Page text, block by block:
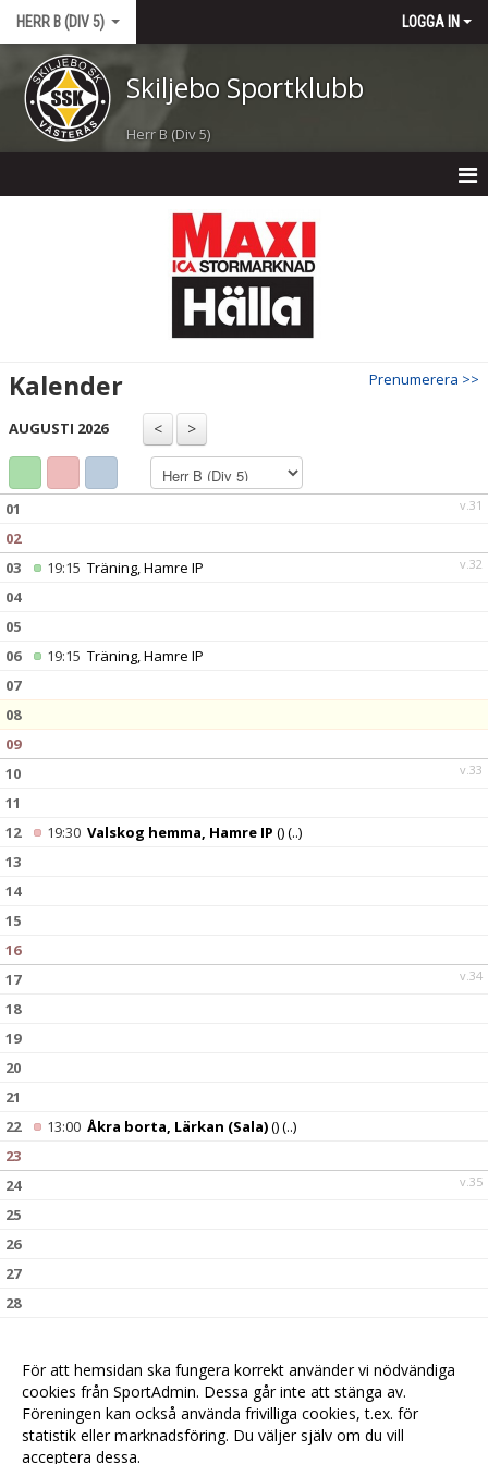
HERR B (DIV 5) LOGGA IN
Skiljebo Sportklubb
Herr B (Div 5)
BILDGALLERI
DOKUMENT
KONTAKT
Prenumerera >>
Kalender
AUGUSTI 2026
v.31
01
02
v.32
03 19:15 Träning, Hamre IP
04
05
06
19:15 Träning, Hamre IP
07
08
09
v.33
10
11
12
19:30 Valskog hemma, Hamre IP ()(..)
13
14
15
16
v.34
17
18
19
20
21
22
13:00 Åkra borta, Lärkan (Sala)()(..)
23
v.35
24
25
26
27
28
För att hemsidan ska fungera korrekt använder vi nödvändiga
cookies från SportAdmin. Dessa går inte att stänga av.
Föreningen kan också använda frivilliga cookies, t.ex. för
statistik eller marknadsföring. Du väljer själv om du vill
acceptera dessa.